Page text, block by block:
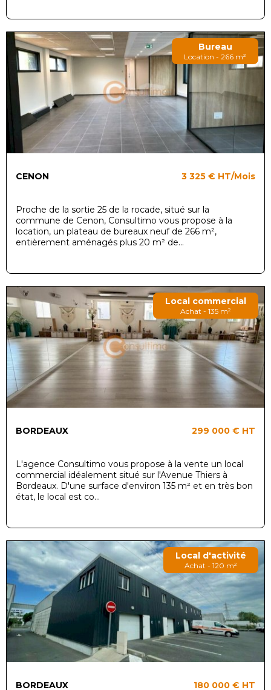
Bureau
Location - 266 m²
CENON 3 325 € HT/Mois
Proche de la sortie 25 de la rocade, situé sur la
commune de Cenon, Consultimo vous propose à la
location, un plateau de bureaux neuf de 266 m²,
entièrement aménagés plus 20 m² de...
Local commercial
Achat - 135 m²
BORDEAUX 299 000 € HT
L'agence Consultimo vous propose à la vente un local
commercial idéalement situé sur l'Avenue Thiers à
Bordeaux. D'une surface d'environ 135 m² et en très bon
état, le local est co...
Local d'activité
Achat - 120 m²
BORDEAUX 180 000 € HT